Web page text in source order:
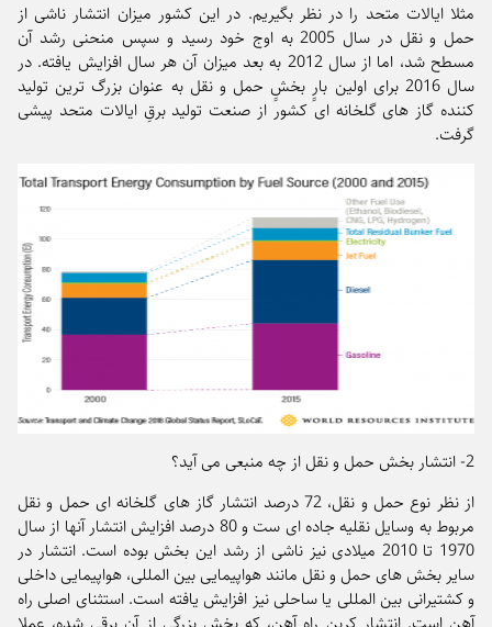
مثلا ایالات متحد را در نظر بگیریم. در این کشور میزان انتشار ناشی از
حمل و نقل در سال 2005 به اوج خود رسید و سپس منحنی رشد آن
مسطح شد، اما از سال 2012 به بعد میزان آن هر سال افزایش یافته. در
سال 2016 برای اولین بارِِ بخشِِ حمل و نقل به عنوان بزرگ ترین تولید
کننده گاز های گلخانه ای کشور از صنعت تولید برقِ ایالات متحد پیشی
گرفت.
2- انتشار بخش حمل و نقل از چه منبعی می آید؟
از نظر نوع حمل و نقل، 72 درصد انتشار گاز های گلخانه ای حمل و نقل
مربوط به وسایل نقلیه جاده ای ست و 80 درصد افزایش انتشار آنها از سال
1970 تا 2010 میلادی نیز ناشی از رشد این بخش بوده است. انتشار در
سایر بخش های حمل و نقل مانند هواپیمایی بین المللی، هواپیمایی داخلی
و کشتیرانی بین المللی یا ساحلی نیز افزایش یافته است. استثنای اصلی راه